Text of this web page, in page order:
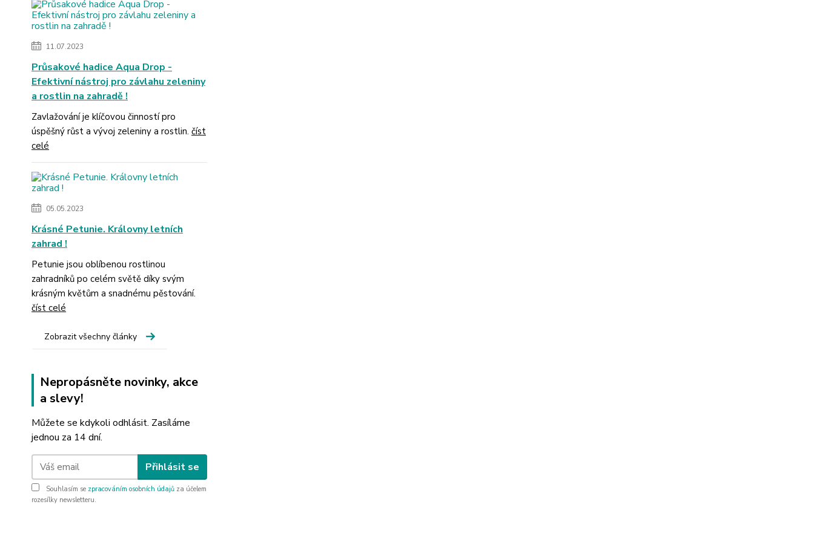
11.07.2023
Průsakové hadice Aqua Drop -
Efektivní nástroj pro závlahu zeleniny
a rostlin na zahradě !
Zavlažování je klíčovou činností pro
úspěšný růst a vývoj zeleniny a rostlin. číst
celé
05.05.2023
Krásné Petunie. Královny letních
zahrad !
Petunie jsou oblíbenou rostlinou
zahradníků po celém světě díky svým
krásným květům a snadnému pěstování.
číst celé
Zobrazit všechny články
Nepropásněte novinky, akce
a slevy!
Můžete se kdykoli odhlásit. Zasíláme
jednou za 14 dní.
Přihlásit se
Souhlasím se zpracováním osobních údajů za účelem
rozesílky newsletteru.